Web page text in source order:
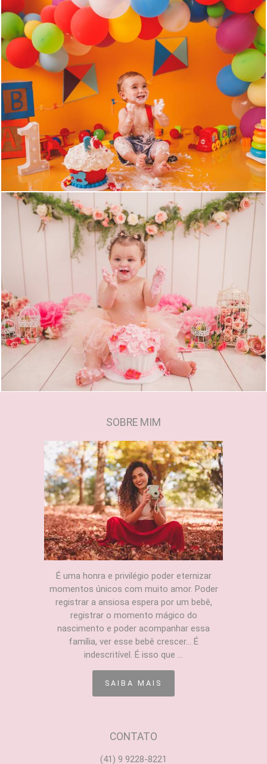
1564 0
1588 0
SOBRE MIM
É uma honra e privilégio poder eternizar
momentos únicos com muito amor. Poder
registrar a ansiosa espera por um bebê,
registrar o momento mágico do
nascimento e poder acompanhar essa
família, ver esse bebê crescer... É
indescritível. É isso que ...
SAIBA MAIS
CONTATO
(41) 9 9228-8221